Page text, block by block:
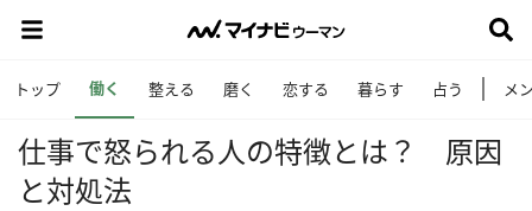
トップ 働く 整える 磨く 恋する 暮らす 占う メ
仕事で怒られる人の特徴とは？ 原因
と対処法